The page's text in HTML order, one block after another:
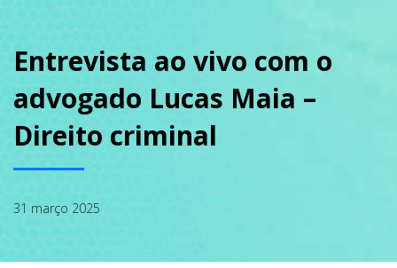
SOBRE
Entrevista ao vivo com o
advogado Lucas Maia –
Direito criminal
31 março 2025